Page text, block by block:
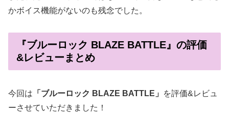
かボイス機能がないのも残念でした。
『ブルーロック BLAZE BATTLE』の評価
&レビューまとめ
今回は 「 ブルーロック BLAZE BATTLE」
を評価&レビュ
ーさせていただきました！